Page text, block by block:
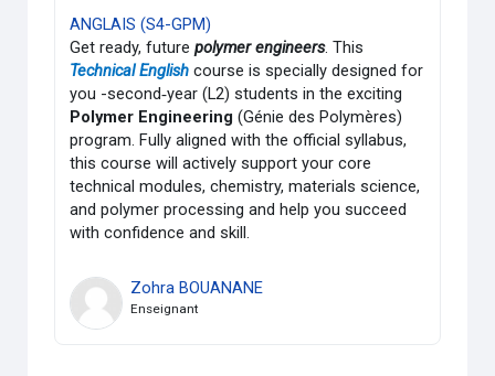
ANGLAIS (S4-GPM)
Get ready, futurepolymer engineers. This
Technical Englishcourse is specially designed for
you -second‑year (L2) students in the exciting
Polymer Engineering (Génie des Polymères)
program. Fully aligned with the official syllabus,
this course will actively support your core
technical modules, chemistry, materials science,
and polymer processing and help you succeed
with confidence and skill.
Zohra BOUANANE
Enseignant